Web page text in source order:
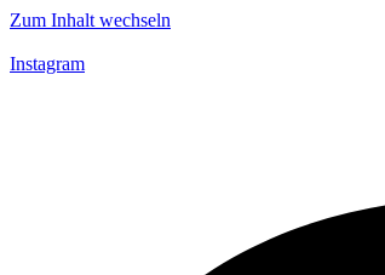
Zum Inhalt wechseln
Instagram